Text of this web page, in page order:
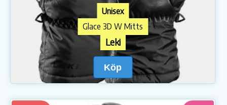
Unisex
Glace 3D W Mitts
Leki
Köp